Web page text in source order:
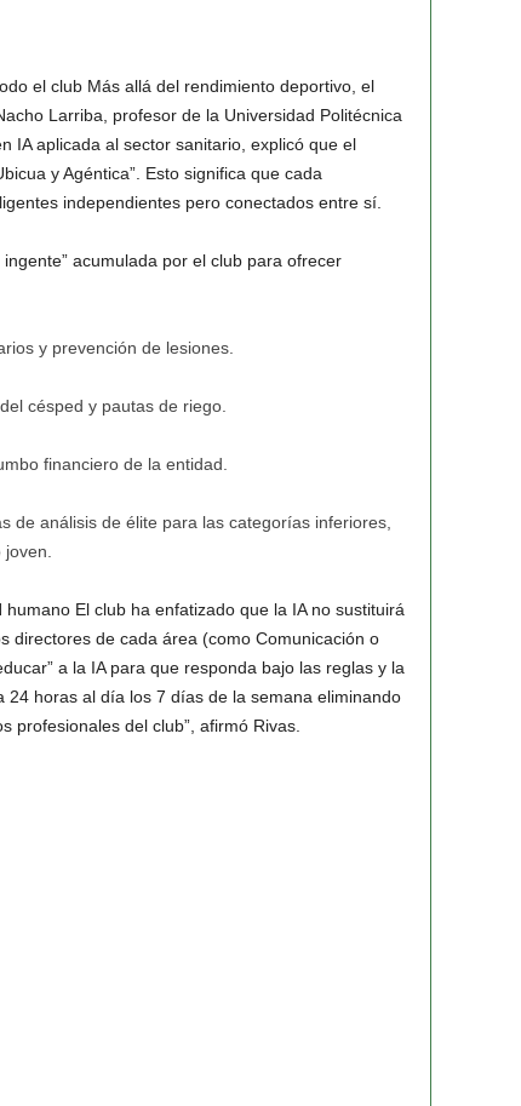
el clubMás allá del rendimiento deportivo, el
Larriba , profesor de la Universidad Politécnica
IA aplicada al sector sanitario, explicó que el
y Agéntica”. Esto significa que cada
independientes pero conectados entre sí.
acumulada por el club para ofrecer
y prevención de lesiones.
césped y pautas de riego.
financiero de la entidad.
de análisis de élite para las categorías inferiores,
humanoEl club ha enfatizado que la IA no sustituirá
directores de cada área (como Comunicación o
a la IA para que responda bajo las reglas y la
24 horas al día los 7 días de la semana eliminando
profesionales del club”, afirmó Rivas.